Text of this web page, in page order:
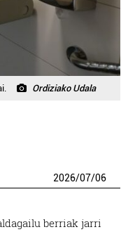
Ordiziako Udala
2026/07/06
berriak jarri